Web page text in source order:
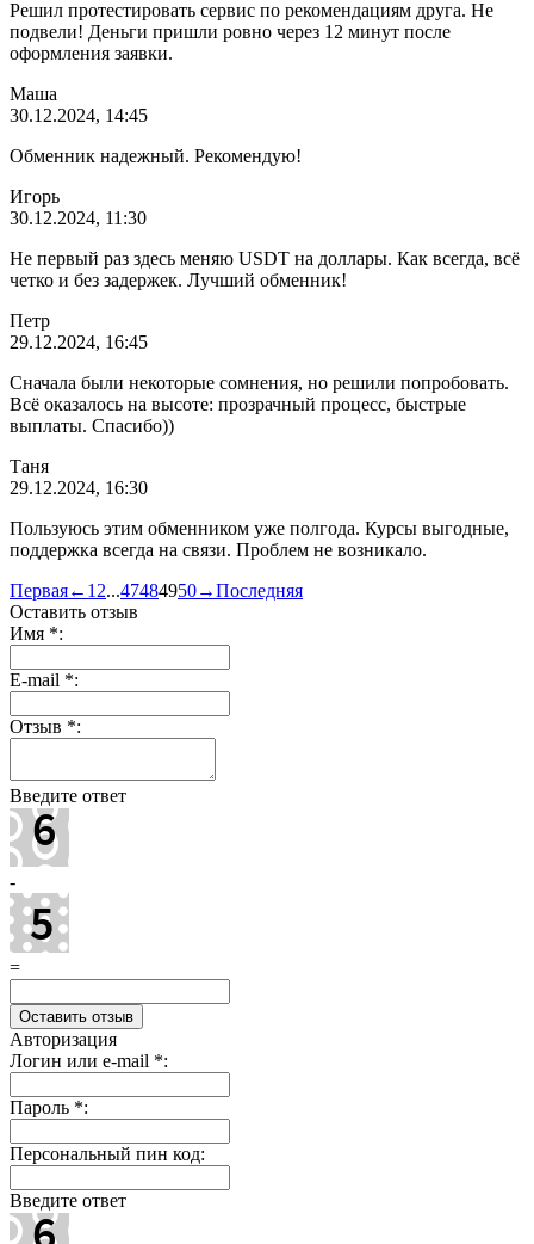
Решил протестировать сервис по рекомендациям друга. Не
подвели! Деньги пришли ровно через 12 минут после
оформления заявки.
Маша
30.12.2024, 14:45
Обменник надежный. Рекомендую!
Игорь
30.12.2024, 11:30
Не первый раз здесь меняю USDT на доллары. Как всегда, всё
четко и без задержек. Лучший обменник!
Петр
29.12.2024, 16:45
Сначала были некоторые сомнения, но решили попробовать.
Всё оказалось на высоте: прозрачный процесс, быстрые
выплаты. Спасибо))
Таня
29.12.2024, 16:30
Пользуюсь этим обменником уже полгода. Курсы выгодные,
поддержка всегда на связи. Проблем не возникало.
Первая← 1 2...47484950→Последняя
Оставить отзыв
Имя *:
E-mail *:
Отзыв *:
Введите ответ
-
=
Авторизация
Логин или e-mail *:
Пароль *:
Персональный пин код:
Введите ответ